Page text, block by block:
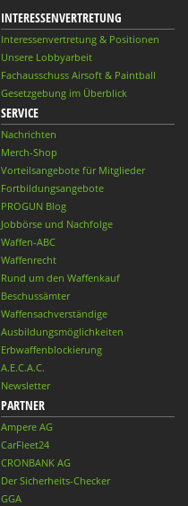
INTERESSENVERTRETUNG
Interessenvertretung & Positionen
Unsere Lobbyarbeit
Fachausschuss Airsoft & Paintball
Gesetzgebung im Überblick
SERVICE
Nachrichten
Merch-Shop
Vorteilsangebote für Mitglieder
Fortbildungsangebote
PROGUN Blog
Jobbörse und Nachfolge
Waffen-ABC
Waffenrecht
Rund um den Waffenkauf
Beschussämter
Waffensachverständige
Ausbildungsmöglichkeiten
Erbwaffenblockierung
A.E.C.A.C.
Newsletter
PARTNER
Ampere AG
CarFleet24
CRONBANK AG
Der Sicherheits-Checker
GGA